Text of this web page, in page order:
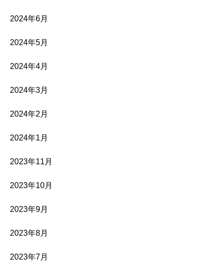
2024年6月
2024年5月
2024年4月
2024年3月
2024年2月
2024年1月
2023年11月
2023年10月
2023年9月
2023年8月
2023年7月